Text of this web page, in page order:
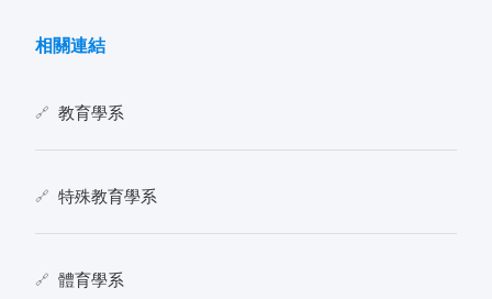
相關連結
教育學系
特殊教育學系
體育學系